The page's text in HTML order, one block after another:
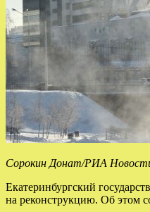
Сорокин Донат/РИА
Екатеринбургский
на реконструкцию. Об этом